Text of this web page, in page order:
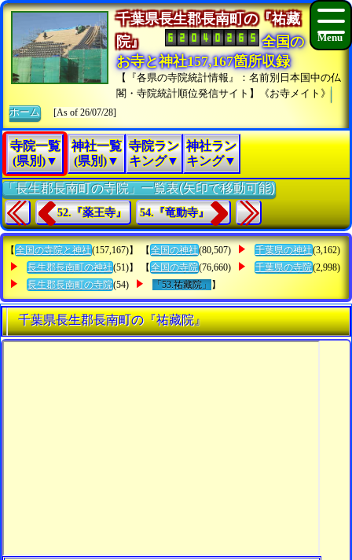
千葉県長生郡長南町の『祐藏
院』
全国の
お寺と神社157,167箇所収録
【『各県の寺院統計情報』：名前別日本国中の仏
閣・寺院統計順位発信サイト】《お寺メイト》
ホーム
[As of 26/07/28]
寺院一覧
(県別)▼
神社一覧
(県別)▼
寺院ラン
キング▼
神社ラン
キング▼
「長生郡長南町の寺院」一覧表(矢印で移動可能)
52.『薬王寺』 54.『竜動寺』
【 全国の寺院と神社(157,167)】 【 全国の神社(80,507) 千葉県の神社(3,162)
長生郡長南町の神社(51)】 【 全国の寺院(76,660) 千葉県の寺院(2,998)
長生郡長南町の寺院(54) 「53.祐藏院」 】
千葉県長生郡長南町の『祐藏院』